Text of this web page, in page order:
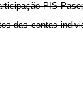
PIS-
das contas